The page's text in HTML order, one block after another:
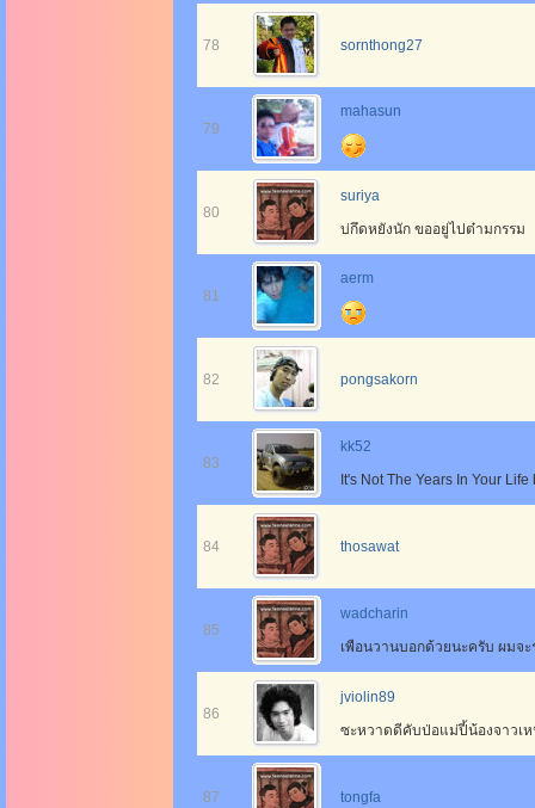
78 sornthong27
79
mahasun
80
suriya
บ่กึดหยังนัก ขออยู่ไปต๋ามกรรม
81
aerm
82 pongsakorn
83
kk52
It's Not The Years In Your
84 thosawat
85
wadcharin
เพือนวานบอกด้วยนะครับ ผมจะ
86
jviolin89
ซะหวาดดีคับป่อแม่ปี้น้องจาวเห
87 tongfa